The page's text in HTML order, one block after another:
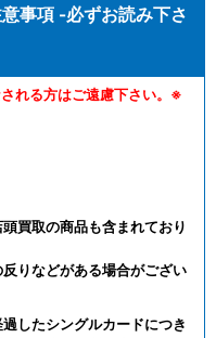
事項 -必ずお読み下さ
れる方はご遠慮下さい。※
買取の商品も含まれており
りなどがある場合がござい
したシングルカードにつき